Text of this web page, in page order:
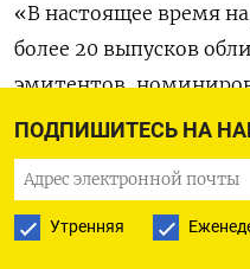
ПОДПИШИТЕСЬ НА
Утренняя
«В настоящее время
более 20 выпусков
эмитентов,
юанях. Главное, что
рисков и при этом у
чистой покупки юаня
заработать и на